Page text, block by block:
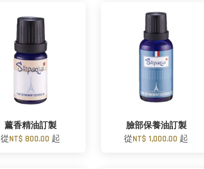
薰香精油訂製
從NT$ 800.00 起
臉部保養油訂製
從NT$ 1,000.00 起